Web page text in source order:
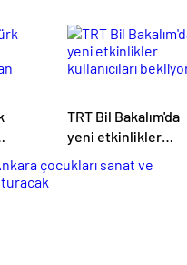
TRT Bil Bakalım'da
yeni etkinlikler
kullanıcıları bekliyor